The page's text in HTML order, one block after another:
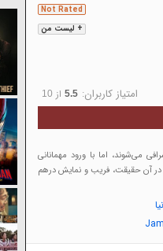
+ لیست من
Not Rated
امتیاز کاربران: 5.5 از 10
می‌شوند، اما با ورود مهمانانی
در آن حقیقت، فریب و نمایش درهم